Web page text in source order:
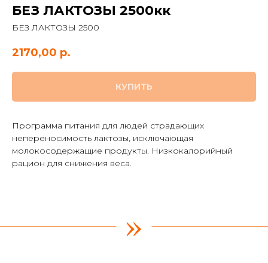
БЕЗ ЛАКТОЗЫ 2500кк
БЕЗ ЛАКТОЗЫ 2500
2170,00 р.
КУПИТЬ
Программа питания для людей страдающих
непереносимость лактозы, исключающая
молокосодержащие продукты. Низкокалорийный
рацион для снижения веса.
»